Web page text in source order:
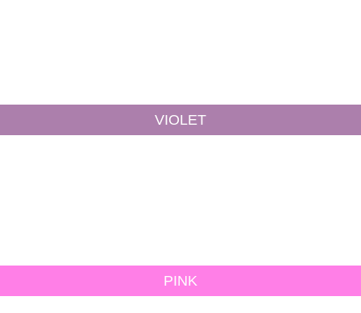
VIOLET
PINK